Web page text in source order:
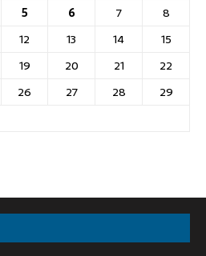
5 6 7
8
12 13 14
15
19 20 21
22
26 27 28
29